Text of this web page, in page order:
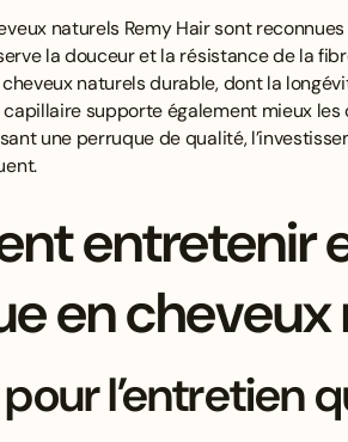
naturels Remy Hair sont
la douceur et la résistance de la
cheveux naturels durable, dont la
supporte également mieux
une perruque de qualité,
entretenir
en cheveux
l’entretien